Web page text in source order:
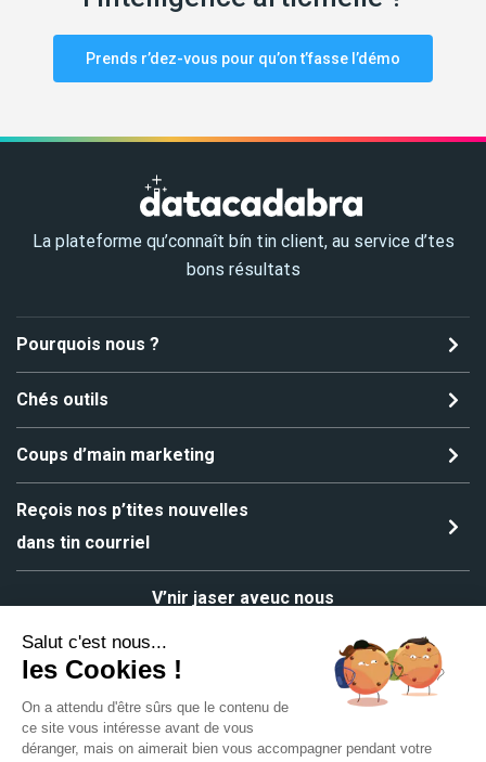
Salut c'est nous...
les Cookies !
On a attendu d'être sûrs que le contenu de
ce site vous intéresse avant de vous
déranger, mais on aimerait bien vous accompagner pendant votre
Prends r’dez-vous pour qu’on t’fasse l’démo
La plateforme qu’connaît bín tin client, au service d’tes
bons résultats
Pourquois nous ?
Chés outils
Coups d’main marketing
Reçois nos p’tites nouvelles
dans tin courriel
V’nir jaser aveuc nous
Copyright ©2024 All rights reserved | MGS Solutions
Mentions légales